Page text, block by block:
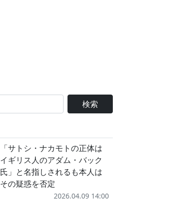
検索
「サトシ・ナカモトの正体は
イギリス人のアダム・バック
氏」と名指しされるも本人は
その疑惑を否定
2026.04.09 14:00